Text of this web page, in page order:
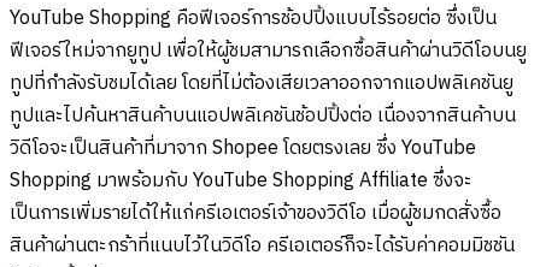
YouTube Shopping คือฟีเจอร์การช้อปปิ้งแบบไร้รอยต่อ ซึ่งเป็น
ฟีเจอร์ใหม่จากยูทูป เพื่อให้ผู้ชมสามารถเลือกซื้อสินค้าผ่านวิดีโอบนยู
ทูปที่กำลังรับชมได้เลย โดยที่ไม่ต้องเสียเวลาออกจากแอปพลิเคชันยู
ทูปและไปค้นหาสินค้าบนแอปพลิเคชันช้อปปิ้งต่อ เนื่องจากสินค้าบน
วิดีโอจะเป็นสินค้าที่มาจาก Shopee โดยตรงเลย ซึ่ง YouTube
Shopping มาพร้อมกับ YouTube Shopping Affiliate ซึ่งจะ
เป็นการเพิ่มรายได้ให้แก่ครีเอเตอร์เจ้าของวิดีโอ เมื่อผู้ชมกดสั่งซื้อ
สินค้าผ่านตะกร้าที่แนบไว้ในวิดีโอ ครีเอเตอร์ก็จะได้รับค่าคอมมิชชัน